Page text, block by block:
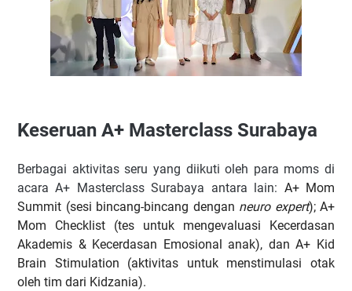
Keseruan A+ Masterclass Surabaya
Berbagai aktivitas seru yang diikuti oleh para moms di
acara A+ Masterclass Surabaya antara lain: A+ Mom
Summit (sesi bincang-bincang dengan neuro expert); A+
Mom Checklist (tes untuk mengevaluasi Kecerdasan
Akademis & Kecerdasan Emosional anak), dan A+ Kid
Brain Stimulation (aktivitas untuk menstimulasi otak
oleh tim dari Kidzania).